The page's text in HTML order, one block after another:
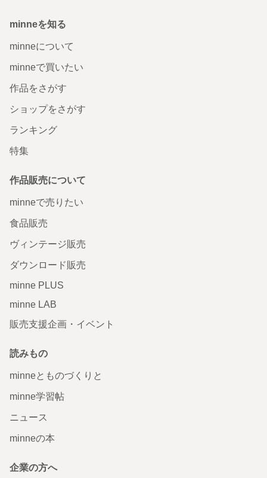
minneを知る
minneについて
minneで買いたい
作品をさがす
ショップをさがす
ランキング
特集
作品販売について
minneで売りたい
食品販売
ヴィンテージ販売
ダウンロード販売
minne PLUS
minne LAB
販売支援企画・イベント
読みもの
minneとものづくりと
minne学習帖
ニュース
minneの本
企業の方へ